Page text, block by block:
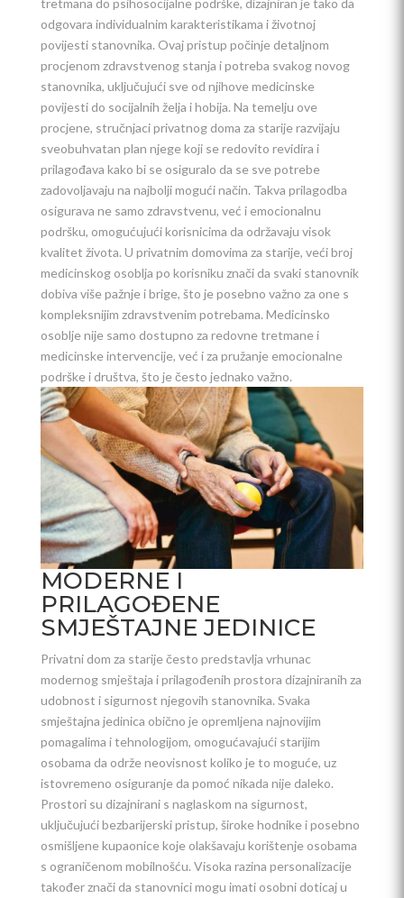
tretmana do psihosocijalne podrške, dizajniran je tako da
odgovara individualnim karakteristikama i životnoj
povijesti stanovnika. Ovaj pristup počinje detaljnom
procjenom zdravstvenog stanja i potreba svakog novog
stanovnika, uključujući sve od njihove medicinske
povijesti do socijalnih želja i hobija. Na temelju ove
procjene, stručnjaci privatnog doma za starije razvijaju
sveobuhvatan plan njege koji se redovito revidira i
prilagođava kako bi se osiguralo da se sve potrebe
zadovoljavaju na najbolji mogući način. Takva prilagodba
osigurava ne samo zdravstvenu, već i emocionalnu
podršku, omogućujući korisnicima da održavaju visok
kvalitet života. U privatnim domovima za starije, veći broj
medicinskog osoblja po korisniku znači da svaki stanovnik
dobiva više pažnje i brige, što je posebno važno za one s
kompleksnijim zdravstvenim potrebama. Medicinsko
osoblje nije samo dostupno za redovne tretmane i
medicinske intervencije, već i za pružanje emocionalne
podrške i društva, što je često jednako važno.
MODERNE I
PRILAGOĐENE
SMJEŠTAJNE JEDINICE
Privatni dom za starije često predstavlja vrhunac
modernog smještaja i prilagođenih prostora dizajniranih za
udobnost i sigurnost njegovih stanovnika. Svaka
smještajna jedinica obično je opremljena najnovijim
pomagalima i tehnologijom, omogućavajući starijim
osobama da održe neovisnost koliko je to moguće, uz
istovremeno osiguranje da pomoć nikada nije daleko.
Prostori su dizajnirani s naglaskom na sigurnost,
uključujući bezbarijerski pristup, široke hodnike i posebno
osmišljene kupaonice koje olakšavaju korištenje osobama
s ograničenom mobilnošću. Visoka razina personalizacije
također znači da stanovnici mogu imati osobni doticaj u